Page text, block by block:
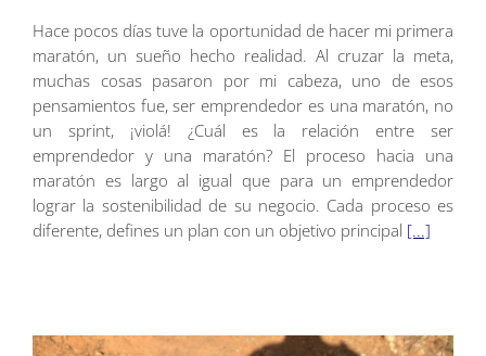
Hace pocos días tuve la oportunidad de hacer mi primera
maratón, un sueño hecho realidad. Al cruzar la meta,
muchas cosas pasaron por mi cabeza, uno de esos
pensamientos fue, ser emprendedor es una maratón, no
un sprint, ¡violá! ¿Cuál es la relación entre ser
emprendedor y una maratón? El proceso hacia una
maratón es largo al igual que para un emprendedor
lograr la sostenibilidad de su negocio. Cada proceso es
diferente, defines un plan con un objetivo principal [...]